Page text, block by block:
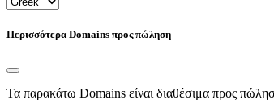
Περισσότερα Domains προς πώληση
Τα παρακάτω Domains είναι διαθέσιμα προς